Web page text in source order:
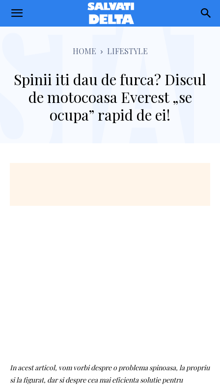
Salvati
HOME LIFESTYLE
Spinii iti dau de furca? Discul
de motocoasa Everest „se
ocupa” rapid de ei!
In acest articol, vom vorbi despre o problema spinoasa, la propriu
si la figurat, dar si despre cea mai eficienta solutie pentru